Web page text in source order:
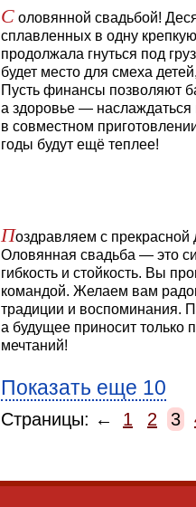
С оловянной свадьбой!
сплавленных в одну
продолжала гнуться под
будет место для смеха
Пусть финансы позволяют
а здоровье —
в совместном
годы будут ещё теплее!
Поздравляем с прекрасной
Оловянная свадьба — это
гибкость и стойкость. Вы
командой. Желаем вам
традиции и воспоминания.
а будущее приносит только
мечтаний!
Показать еще 10
Страницы: ← 1 2 3